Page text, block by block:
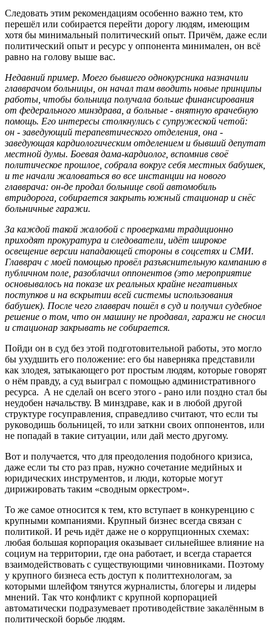
Следовать этим рекомендациям особенно важно тем, кто
перешёл или собирается перейти дорогу людям, имеющим
хотя бы минимальный политический опыт. Причём, даже если
политический опыт и ресурс у оппонента минимален, он всё
равно на голову выше вас.
Недавний пример. Моего бывшего однокурсника назначили
главврачом больницы, он начал там вводить новые принципы
работы, чтобы больница получала больше финансирования
от федерального минздрава, а больные - внятную врачебную
помощь. Его интересы столкнулись с супружеской четой:
он - заведующий терапевтического отделения, она -
заведующая кардиологическим отделением и бывший депутат
местной думы. Боевая дама-кардиолог, вспомнив своё
политическое прошлое, собрала вокруг себя местных бабушек,
и те начали жаловаться во все инстанции на нового
главврача: он-де продал больнице свой автомобиль
втридорога, собирается закрыть южный стационар и снёс
больничные гаражи.
За каждой такой жалобой с проверками традиционно
приходят прокуратура и следователи, идёт широкое
освещение версии нападающей стороны в соцсетях и СМИ.
Главврач с моей помощью провёл разъяснительную кампанию в
публичном поле, разоблачил оппонентов (это мероприятие
основывалось на показе их реальных крайне негативных
поступков и на вскрытии всей системы использования
бабушек). После чего главврач пошёл в суд и получил судебное
решение о том, что он машину не продавал, гаражи не сносил
и стационар закрывать не собирается.
Пойди он в суд без этой подготовительной работы, это могло
бы ухудшить его положение: его бы наверняка представили
как злодея, затыкающего рот простым людям, которые говорят
о нём правду, а суд выиграл с помощью административного
ресурса. А не сделай он всего этого - рано или поздно стал бы
неудобен начальству. В минздраве, как и в любой другой
структуре госуправления, справедливо считают, что если ты
руководишь больницей, то или заткни своих оппонентов, или
не попадай в такие ситуации, или дай место другому.
Вот и получается, что для преодоления подобного кризиса,
даже если ты сто раз прав, нужно сочетание медийных и
юридических инструментов, и люди, которые могут
дирижировать таким «сводным оркестром».
То же самое относится к тем, кто вступает в конкуренцию с
крупными компаниями. Крупный бизнес всегда связан с
политикой. И речь идёт даже не о коррупционных схемах:
любая большая корпорация оказывает сильнейшее влияние на
социум на территории, где она работает, и всегда старается
взаимодействовать с существующими чиновниками. Поэтому
у крупного бизнеса есть доступ к политтехнологам, за
которыми шлейфом тянутся журналисты, блогеры и лидеры
мнений. Так что конфликт с крупной корпорацией
автоматически подразумевает противодействие закалённым в
политической борьбе людям.